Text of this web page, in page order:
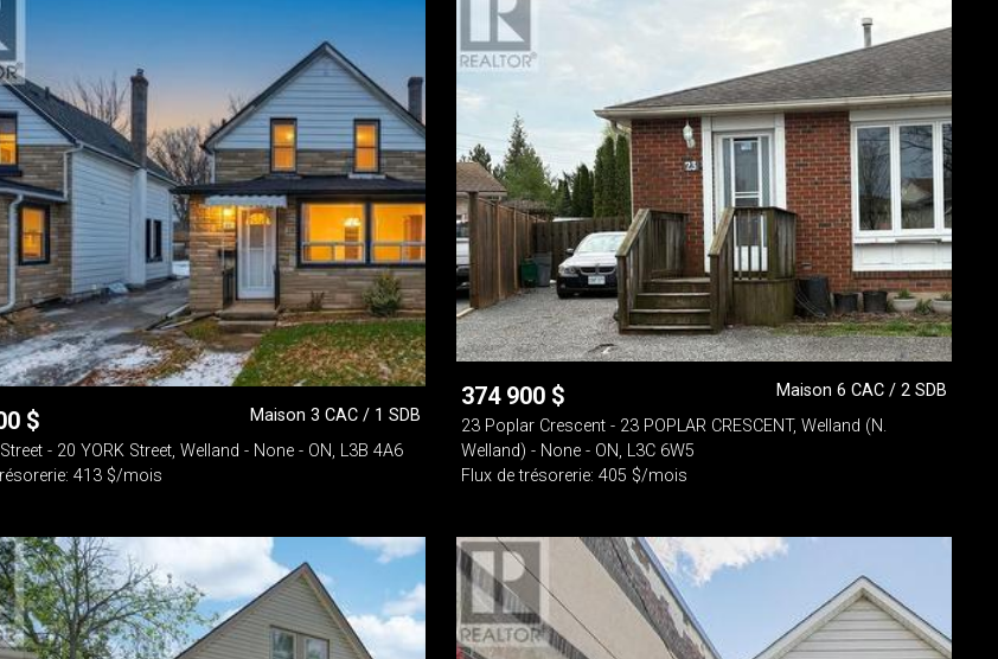
$
Maison 3 CAC / 1 SDB
- 20 YORK Street, Welland - None - ON, L3B 4A6
413 $/mois
374 900 $
Maison 6 CAC / 2 SDB
23 Poplar Crescent - 23 POPLAR CRESCENT, Welland (N.
Welland) - None - ON, L3C 6W5
Flux de trésorerie: 405 $/mois